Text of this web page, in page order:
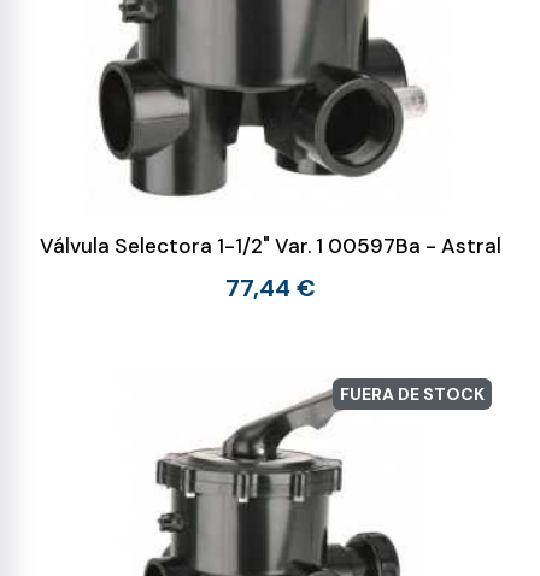
Válvula Selectora 1-1/2" Var. 1 00597Ba - Astral
77,44 €
FUERA DE STOCK